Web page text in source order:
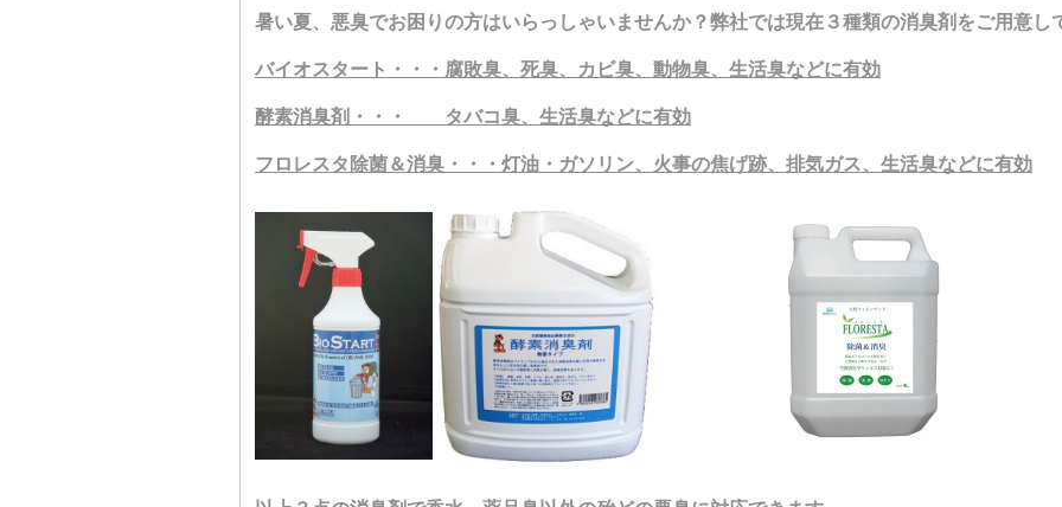
暑い夏、悪臭でお困りの方はいらっしゃいませんか？弊社では現在３種類の消臭剤をご用意し
バイオスタート・・・腐敗臭、死臭、カビ臭、動物臭、生活臭などに有効
酵素消臭剤・・・ タバコ臭、生活臭などに有効
フロレスタ除菌＆消臭・・・灯油・ガソリン、火事の焦げ跡、排気ガス、生活臭などに有効